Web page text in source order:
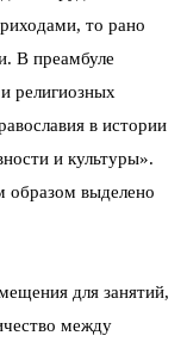
то рано
В преамбуле
религиозных
в истории
и культуры».
образом выделено
для занятий,
между